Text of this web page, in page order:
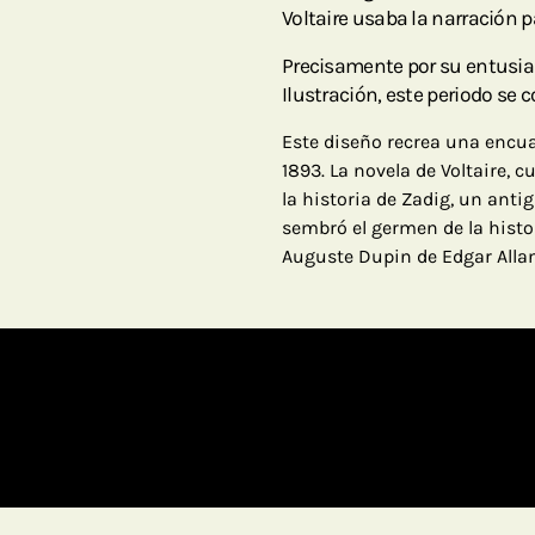
Voltaire usaba la narración
Precisamente por su
Ilustración, este periodo se
Este diseño recrea una
1893. La novela de Voltaire,
la historia de Zadig, un
sembró el germen de la
Auguste Dupin de Edgar